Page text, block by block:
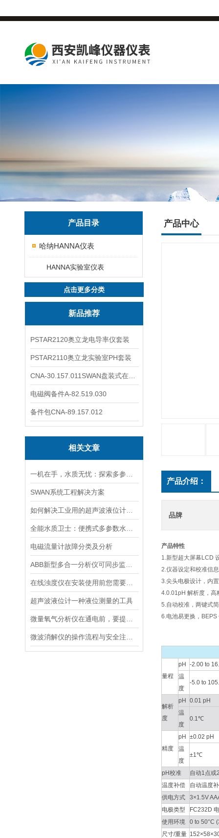
产品目录
哈纳HANNA仪表
HANNA实验室仪表
点击更多分类
新品推荐
PSTAR2120奥立龙电导率仪套装
PSTAR2110奥立龙实验室PH套装
电磁阀备件A-82.519.030
备件包CNA-89.157.012
相关文章
SWAN系统工程解决方案
电磁流量计故障分类及分析
超声波液位计一种液位测量的工具
产品中心
产品介绍：
品牌
产品特性
1.新型超大屏幕LCD
2.仪器设定和校准信
3.尖头电极设计，内
4.0.01pH 解析度，高
5.自动校准，两键式
6.电池易更换，
量程
pH
-2.00 to
温
度
-5.0 to
解析
度
pH
0.01 pH
温
度
0.1℃
精度
pH
±0.02 pH
温
度
±1℃
pH校准
自动1点或
温度补偿
自动温度
供电方式
3×1.5V
电极类型
FC232D
使用环境
0 to 50°C
尺寸/重量